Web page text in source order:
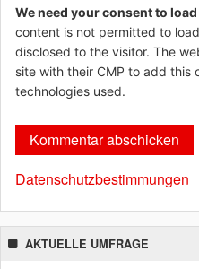
We need your consent to
content is not permitted to
disclosed to the visitor. The
site with their CMP to add this
technologies used.
Datenschutzbestimmungen
AKTUELLE UMFRAGE